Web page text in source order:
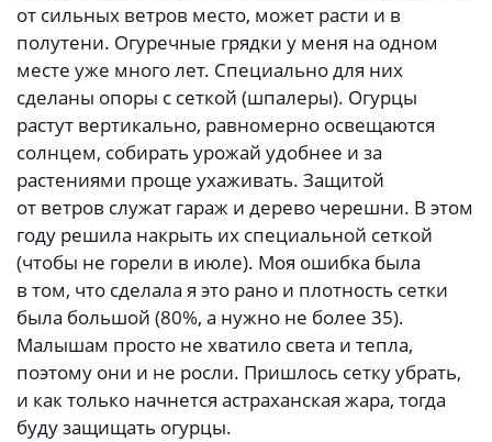
от сильных ветров место, может расти и в
полутени. Огуречные грядки у меня на одном
месте уже много лет. Специально для них
сделаны опоры с сеткой (шпалеры). Огурцы
растут вертикально, равномерно освещаются
солнцем, собирать урожай удобнее и за
растениями проще ухаживать. Защитой
от ветров служат гараж и дерево черешни. В этом
году решила накрыть их специальной сеткой
(чтобы не горели в июле). Моя ошибка была
в том, что сделала я это рано и плотность сетки
была большой (80%, а нужно не более 35).
Малышам просто не хватило света и тепла,
поэтому они и не росли. Пришлось сетку убрать,
и как только начнется астраханская жара, тогда
буду защищать огурцы.